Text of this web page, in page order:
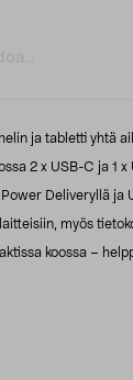
ja tabletti yhtä
2 x USB-C ja 1 x
Deliveryllä ja
myös
koossa –